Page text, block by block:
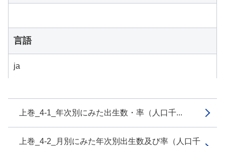
上巻_4-1_年次別にみた出生数・率（人口千...
上巻_4-2_月別にみた年次別出生数及び率（人口千
言語
ja